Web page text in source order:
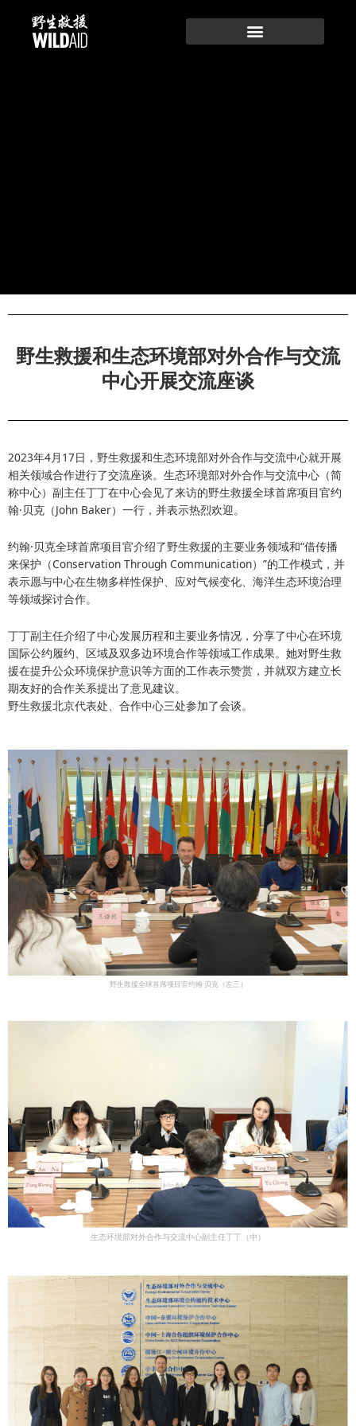
野生救援和生态环境部对外合作与交流
中心开展交流座谈
2023年4月17日，野生救援和生态环境部对外合作与交流中心就开展
相关领域合作进行了交流座谈。生态环境部对外合作与交流中心（简
称中心）副主任丁丁在中心会见了来访的野生救援全球首席项目官约
翰·贝克（John Baker）一行，并表示热烈欢迎。
约翰·贝克全球首席项目官介绍了野生救援的主要业务领域和“借传播
来保护（Conservation Through Communication）”的工作模式，并
表示愿与中心在生物多样性保护、应对气候变化、海洋生态环境治理
等领域探讨合作。
丁丁副主任介绍了中心发展历程和主要业务情况，分享了中心在环境
国际公约履约、区域及双多边环境合作等领域工作成果。她对野生救
援在提升公众环境保护意识等方面的工作表示赞赏，并就双方建立长
期友好的合作关系提出了意见建议。
野生救援北京代表处、合作中心三处参加了会谈。
野生救援全球首席项目官约翰·贝克（左三）
生态环境部对外合作与交流中心副主任丁丁（中）